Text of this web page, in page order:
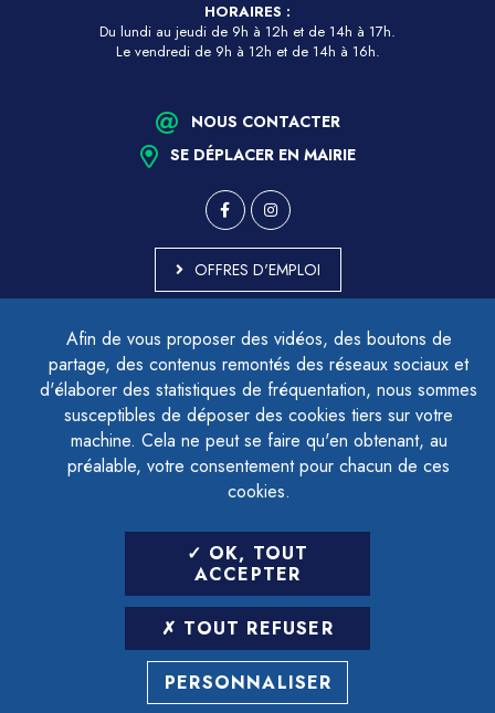
Afin de vous proposer des vidéos, des boutons de
partage, des contenus remontés des réseaux sociaux et
d'élaborer des statistiques de fréquentation, nous sommes
susceptibles de déposer des cookies tiers sur votre
machine. Cela ne peut se faire qu'en obtenant, au
préalable, votre consentement pour chacun de ces
cookies.
OK, TOUT
ACCEPTER
TOUT REFUSER
PERSONNALISER
HORAIRES :
Du lundi au jeudi de 9h à 12h et de 14h à 17h.
Le vendredi de 9h à 12h et de 14h à 16h.
NOUS CONTACTER
SE DÉPLACER EN MAIRIE
OFFRES D'EMPLOI
ACCESSIBILITÉ - PARTIELLEMENT CONFORME
PLAN DU SITE
MENTIONS LÉGALES
CONTACTER LE DÉLÉGUÉ À LA PROTECTION DES DONNÉES
GESTION DES COOKIES
LETTRE D'INFORMATION
SAISIR VOTRE ADRESSE E-MAIL
POUR VOUS INSCRIRE :
ARCHIVES DÉSINSCRIPTION